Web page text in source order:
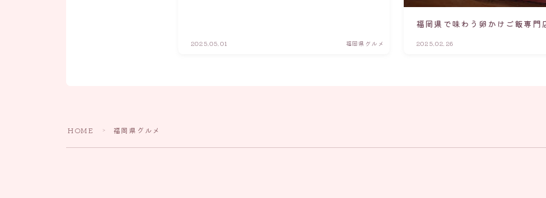
2025.05.01 福岡県グルメ
福岡県で味わう卵かけご飯専門
2025.02.26
HOME ＞ 福岡県グルメ